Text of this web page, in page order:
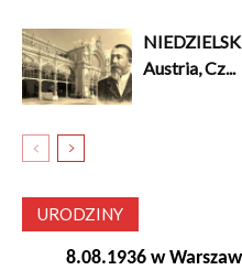
Austria, Cz...
URODZINY
8.08.1936 w